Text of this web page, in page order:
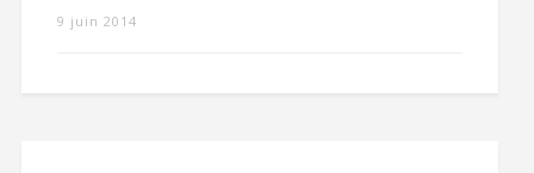
9 juin 2014